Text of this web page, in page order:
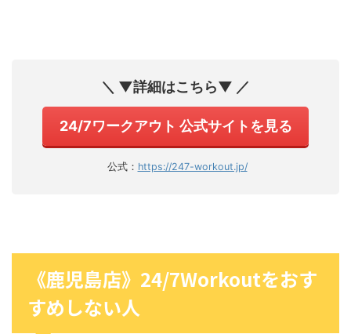
＼ ▼詳細はこちら▼ ／
24/7ワークアウト 公式サイトを見る
公式： https://247-workout.jp/
《鹿児島店》24/7Workoutをおす
すめしない人